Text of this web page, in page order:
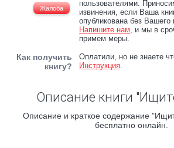
Жалоба
пользователями.
извинения, если Ваша
опубликована без Вашего
Напишите нам, и мы в
примем меры.
Как получить
книгу?
Оплатили, но не знаете
Инструкция.
Описание книги
Описание и краткое содержание
бесплатно онлайн.